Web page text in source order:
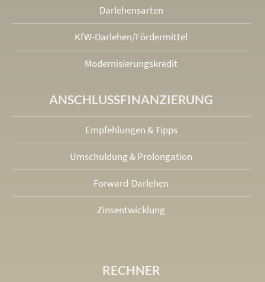
Darlehensarten
KfW-Darlehen/Fördermittel
Modernisierungskredit
ANSCHLUSS­FINANZIERUNG
Empfehlungen & Tipps
Umschuldung & Prolongation
Forward-Darlehen
Zinsentwicklung
RECHNER